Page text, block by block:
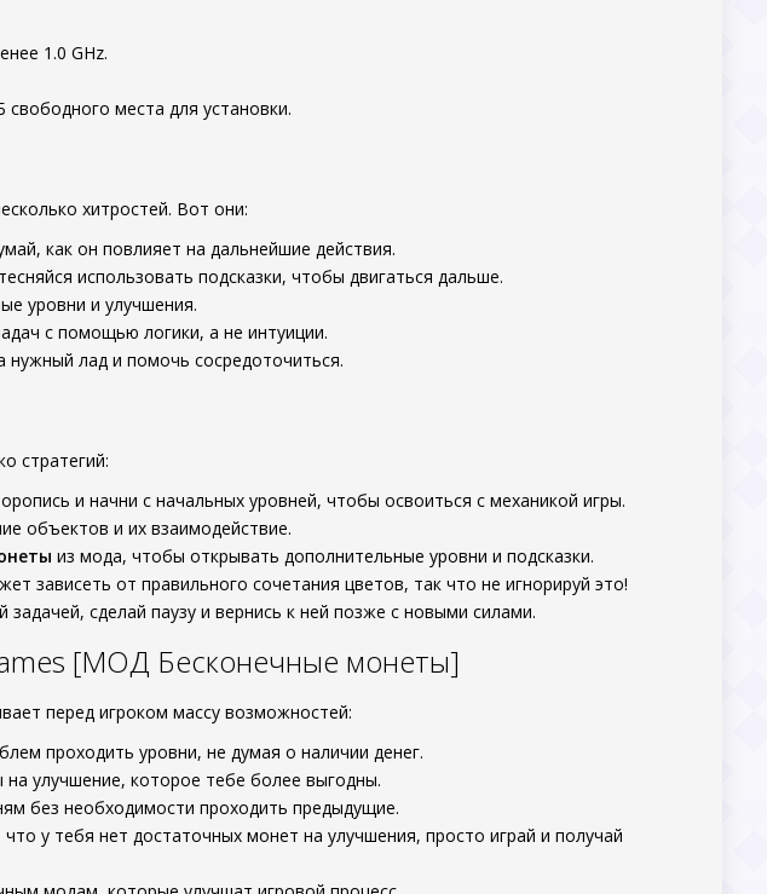
1.0 GHz.
места для установки.
хитростей. Вот они:
как он повлияет на дальнейшие действия.
использовать подсказки, чтобы двигаться дальше.
уровни и улучшения.
с помощью логики, а не интуиции.
лад и помочь сосредоточиться.
стратегий:
и начни с начальных уровней, чтобы освоиться с механикой игры.
объектов и их взаимодействие.
из мода, чтобы открывать дополнительные уровни и подсказки.
зависеть от правильного сочетания цветов, так что не игнорируй это!
задачей, сделай паузу и вернись к ней позже с новыми силами.
[МОД Бесконечные монеты]
перед игроком массу возможностей:
проходить уровни, не думая о наличии денег.
улучшение, которое тебе более выгодны.
без необходимости проходить предыдущие.
у тебя нет достаточных монет на улучшения, просто играй и получай